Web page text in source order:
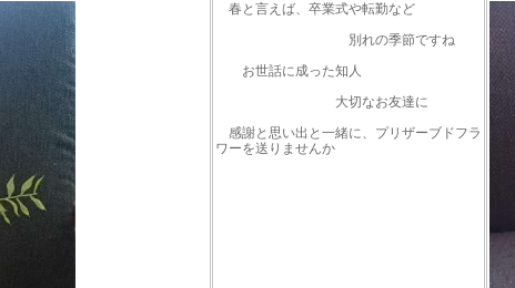
春と言えば、卒業式や転勤など
別れの季節ですね
お世話に成った知人
大切なお友達に
感謝と思い出と一緒に、プリザーブドフラ
ワーを送りませんか